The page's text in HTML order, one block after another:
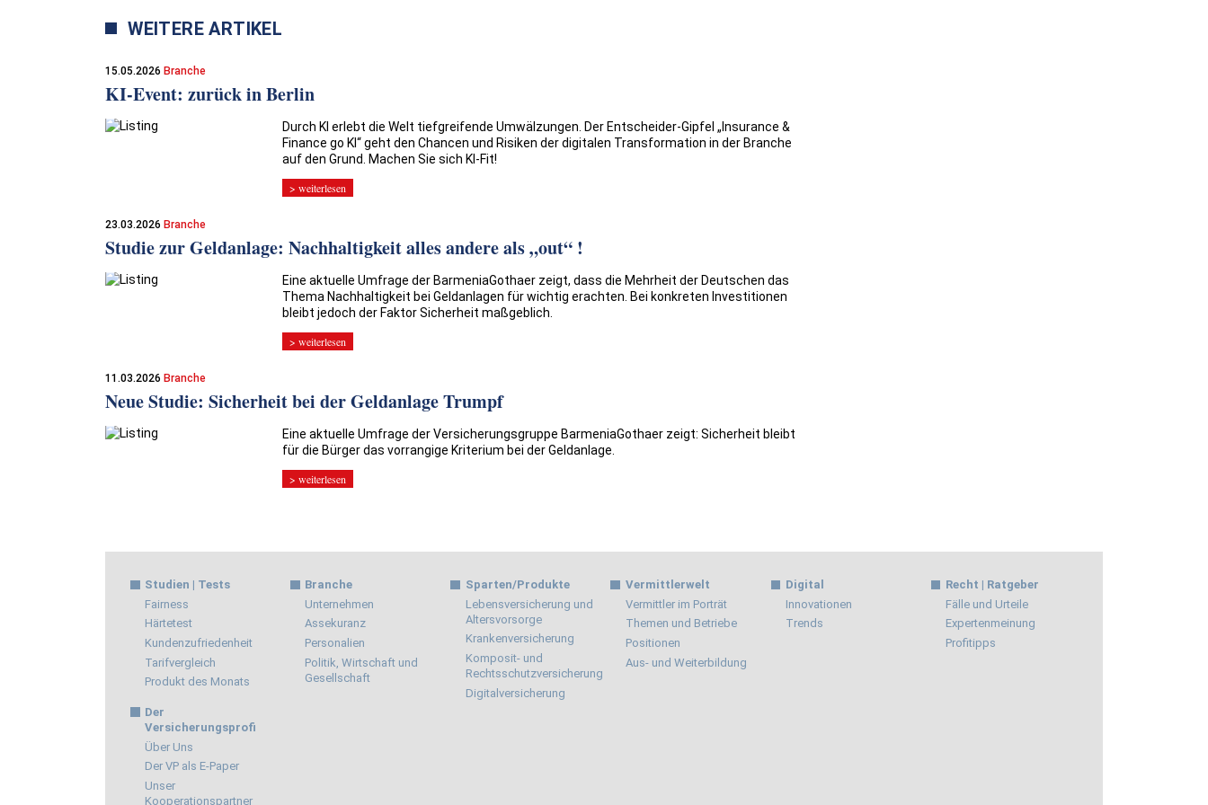
WEITERE ARTIKEL
15.05.2026 Branche
KI-Event: zurück in Berlin
Durch KI erlebt die Welt tiefgreifende Umwälzungen. Der Entscheider-Gipfel „Insurance &
Finance go KI“ geht den Chancen und Risiken der digitalen Transformation in der Branche
auf den Grund. Machen Sie sich KI-Fit!
> weiterlesen
23.03.2026 Branche
Studie zur Geldanlage: Nachhaltigkeit alles andere als „out“ !
Eine aktuelle Umfrage der BarmeniaGothaer zeigt, dass die Mehrheit der Deutschen das
Thema Nachhaltigkeit bei Geldanlagen für wichtig erachten. Bei konkreten Investitionen
bleibt jedoch der Faktor Sicherheit maßgeblich.
> weiterlesen
11.03.2026 Branche
Neue Studie: Sicherheit bei der Geldanlage Trumpf
Eine aktuelle Umfrage der Versicherungsgruppe BarmeniaGothaer zeigt: Sicherheit bleibt
für die Bürger das vorrangige Kriterium bei der Geldanlage.
> weiterlesen
Studien | Tests
Fairness
Härtetest
Kundenzufriedenheit
Tarifvergleich
Produkt des Monats
Branche
Unternehmen
Assekuranz
Personalien
Politik, Wirtschaft und
Gesellschaft
Sparten/Produkte
Lebensversicherung und
Altersvorsorge
Krankenversicherung
Komposit- und
Rechtsschutzversicherung
Digitalversicherung
Vermittlerwelt
Vermittler im Porträt
Themen und Betriebe
Positionen
Aus- und Weiterbildung
Digital
Innovationen
Trends
Recht | Ratgeber
Fälle und Urteile
Expertenmeinung
Profitipps
Der
Versicherungsprofi
Über Uns
Der VP als E-Paper
Unser
Kooperationspartner